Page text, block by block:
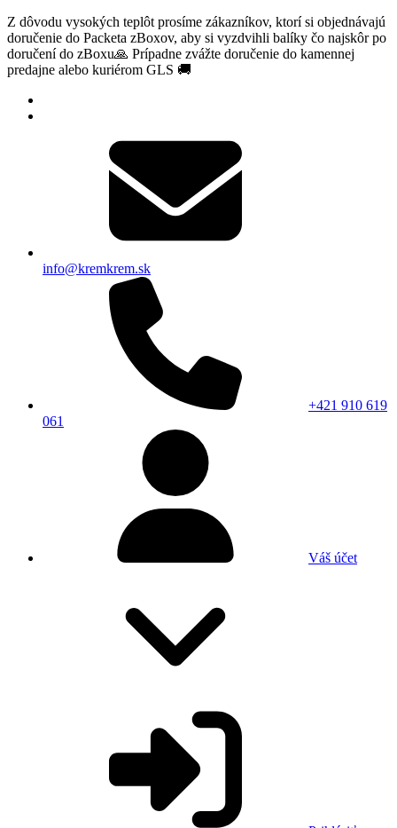
Z dôvodu vysokých teplôt prosíme zákazníkov, ktorí si objednávajú
doručenie do Packeta zBoxov, aby si vyzdvihli balíky čo najskôr po
doručení do zBoxu🙏 Prípadne zvážte doručenie do kamennej
predajne alebo kuriérom GLS 🚚
info@kremkrem.sk
+421 910 619
061
Váš účet